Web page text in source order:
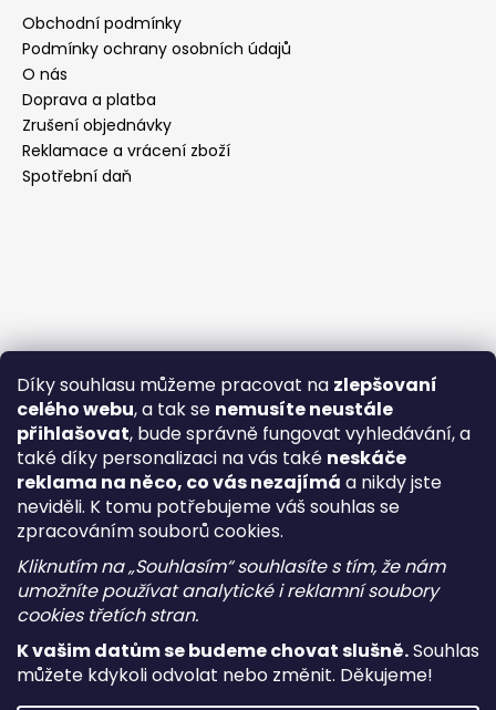
Díky souhlasu můžeme pracovat na zlepšovaní
celého webu, a tak se nemusíte neustále
přihlašovat, bude správně fungovat vyhledávání, a
také díky personalizaci na vás také neskáče
reklama na něco, co vás nezajímá a nikdy jste
neviděli. K tomu potřebujeme váš souhlas se
zpracováním souborů cookies.
Kliknutím na „Souhlasím“ souhlasíte s tím, že nám
umožníte používat analytické i reklamní soubory
cookies třetích stran.
K vašim datům se budeme chovat slušně.Souhlas
můžete kdykoli odvolat nebo změnit. Děkujeme!
Obchodní podmínky
Podmínky ochrany osobních údajů
O nás
Doprava a platba
Zrušení objednávky
Reklamace a vrácení zboží
Spotřební daň